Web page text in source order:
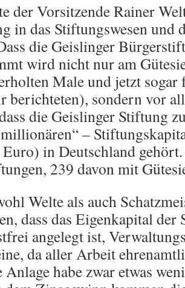
der Vorsitzende Rainer
in das Stiftungswesen und
die Geislinger
wird nicht nur am
Male und jetzt sogar
berichteten), sondern vor
die Geislinger Stiftung
–
in Deutschland gehört.
239 davon mit
Welte als auch
dass das Eigenkapital
angelegt ist,
da aller Arbeit
habe zwar etwas